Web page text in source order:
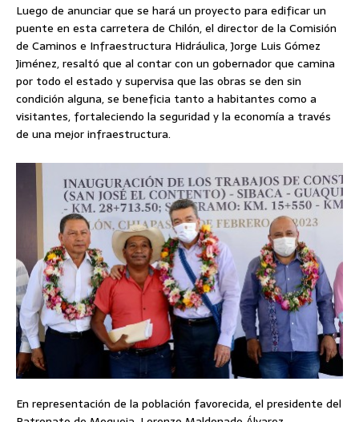
Luego de anunciar que se hará un proyecto para edificar un
puente en esta carretera de Chilón, el director de la Comisión
de Caminos e Infraestructura Hidráulica, Jorge Luis Gómez
Jiménez, resaltó que al contar con un gobernador que camina
por todo el estado y supervisa que las obras se den sin
condición alguna, se beneficia tanto a habitantes como a
visitantes, fortaleciendo la seguridad y la economía a través
de una mejor infraestructura.
En representación de la población favorecida, el presidente del